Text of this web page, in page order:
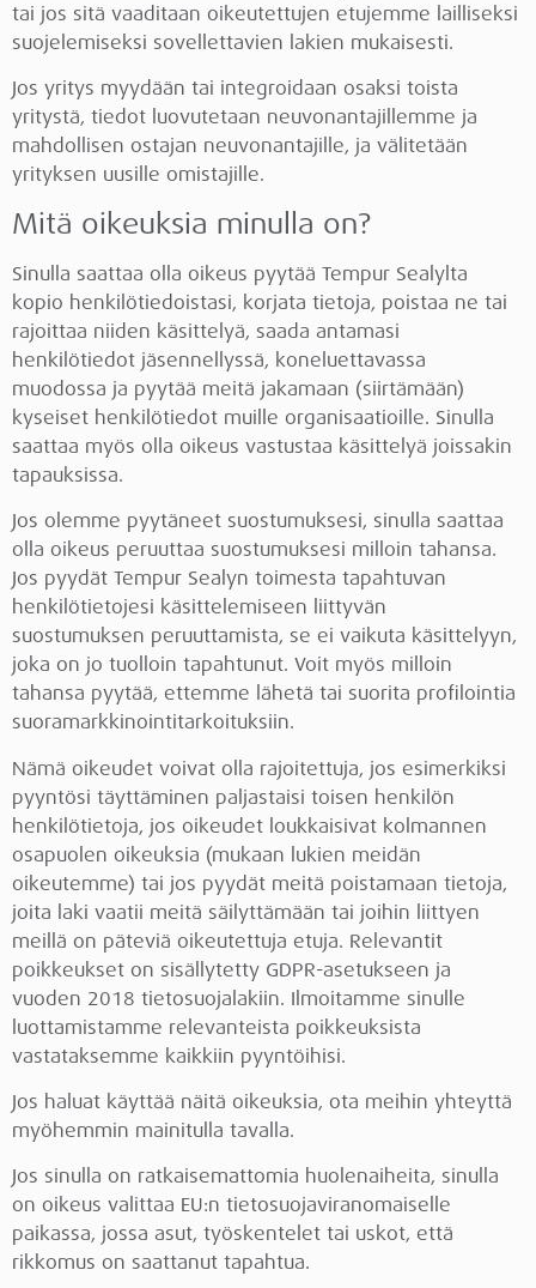
tai jos sitä vaaditaan oikeutettujen etujemme lailliseksi
suojelemiseksi sovellettavien lakien mukaisesti.
Jos yritys myydään tai integroidaan osaksi toista
yritystä, tiedot luovutetaan neuvonantajillemme ja
mahdollisen ostajan neuvonantajille, ja välitetään
yrityksen uusille omistajille.
Mitä oikeuksia minulla on?
Sinulla saattaa olla oikeus pyytää Tempur Sealylta
kopio henkilötiedoistasi, korjata tietoja, poistaa ne tai
rajoittaa niiden käsittelyä, saada antamasi
henkilötiedot jäsennellyssä, koneluettavassa
muodossa ja pyytää meitä jakamaan (siirtämään)
kyseiset henkilötiedot muille organisaatioille. Sinulla
saattaa myös olla oikeus vastustaa käsittelyä joissakin
tapauksissa.
Jos olemme pyytäneet suostumuksesi, sinulla saattaa
olla oikeus peruuttaa suostumuksesi milloin tahansa.
Jos pyydät Tempur Sealyn toimesta tapahtuvan
henkilötietojesi käsittelemiseen liittyvän
suostumuksen peruuttamista, se ei vaikuta käsittelyyn,
joka on jo tuolloin tapahtunut. Voit myös milloin
tahansa pyytää, ettemme lähetä tai suorita profilointia
suoramarkkinointitarkoituksiin.
Nämä oikeudet voivat olla rajoitettuja, jos esimerkiksi
pyyntösi täyttäminen paljastaisi toisen henkilön
henkilötietoja, jos oikeudet loukkaisivat kolmannen
osapuolen oikeuksia (mukaan lukien meidän
oikeutemme) tai jos pyydät meitä poistamaan tietoja,
joita laki vaatii meitä säilyttämään tai joihin liittyen
meillä on päteviä oikeutettuja etuja. Relevantit
poikkeukset on sisällytetty GDPR-asetukseen ja
vuoden 2018 tietosuojalakiin. Ilmoitamme sinulle
luottamistamme relevanteista poikkeuksista
vastataksemme kaikkiin pyyntöihisi.
Jos haluat käyttää näitä oikeuksia, ota meihin yhteyttä
myöhemmin mainitulla tavalla.
Jos sinulla on ratkaisemattomia huolenaiheita, sinulla
on oikeus valittaa EU:n tietosuojaviranomaiselle
paikassa, jossa asut, työskentelet tai uskot, että
rikkomus on saattanut tapahtua.